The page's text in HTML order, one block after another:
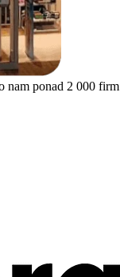
nam ponad 2 000 firm